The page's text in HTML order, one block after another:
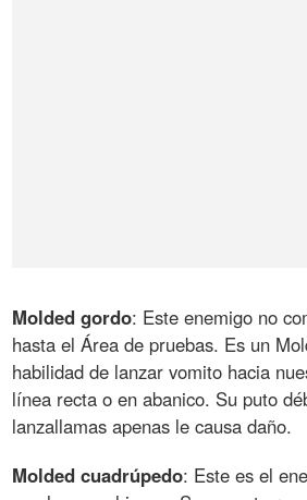
Molded gordo: Este enemigo no
hasta el Área de pruebas. Es un
habilidad de lanzar vomito hacia
línea recta o en abanico. Su puto
lanzallamas apenas le causa daño.
Molded cuadrúpedo: Este es el